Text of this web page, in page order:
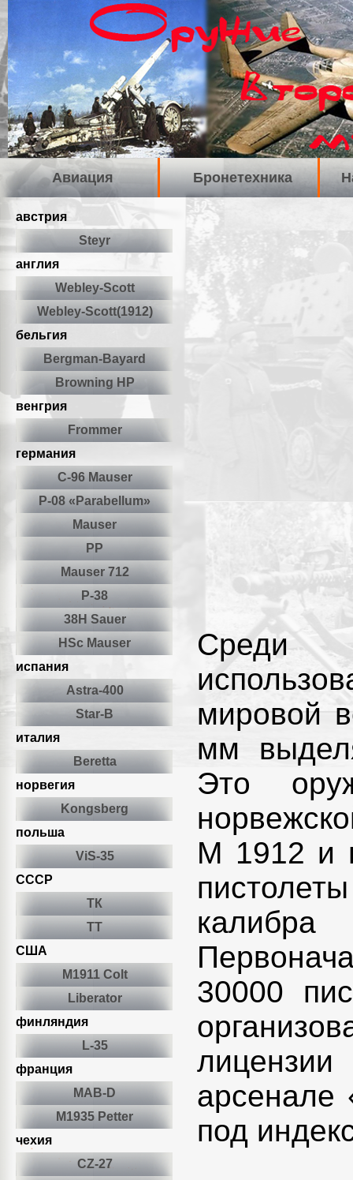
Авиация Бронетехника
австрия
Steyr
англия
Webley-Scott
Webley-Scott(1912)
бельгия
Bergman-Bayard
Browning HP
венгрия
Frommer
германия
С-96 Mauser
Р-08 «Parabellum»
Mauser
РР
Mauser 712
Р-38
38Н Sauer
HSc Mauser
испания
Astra-400
Star-B
италия
Beretta
норвегия
Kongsberg
польша
ViS-35
СССР
ТК
TT
США
M1911 Colt
Liberator
финляндия
L-35
франция
MAB-D
M1935 Petter
чехия
CZ-27
Среди
мировой
мм
Это
M 1912 и
30000
арсенале
под